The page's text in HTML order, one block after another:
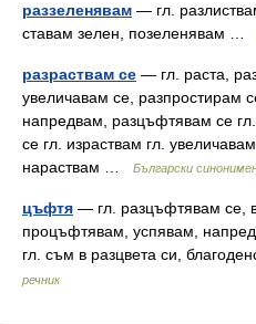
раззеленявам — гл.
ставам зелен, позеленявам …
разраствам се — гл. раста,
увеличавам се, разпростирам
напредвам, разцъфтявам се
се гл. израствам гл.
нараствам …
Български
цъфтя — гл. разцъфтявам се,
процъфтявам, успявам,
гл. съм в разцвета си,
речник